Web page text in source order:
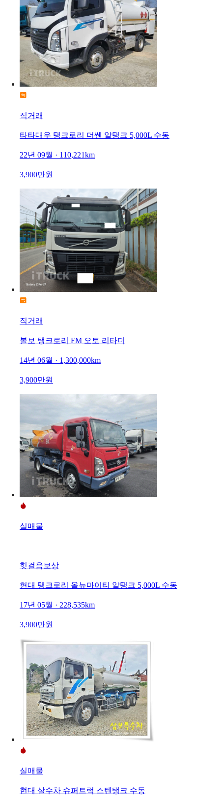
직거래
타타대우 탱크로리 더쎈 알탱크 5,000L 수동
22년 09월 · 110,221km
3,900만원
직거래
볼보 탱크로리 FM 오토 리타더
14년 06월 · 1,300,000km
3,900만원
실매물
헛걸음보상
현대 탱크로리 올뉴마이티 알탱크 5,000L 수동
17년 05월 · 228,535km
3,900만원
실매물
현대 살수차 슈퍼트럭 스텐탱크 수동